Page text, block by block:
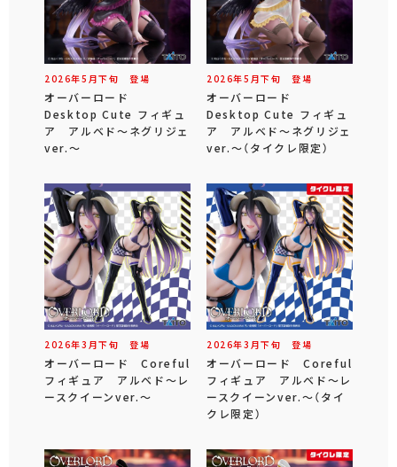
2026年5 月下旬 登場
オーバーロード
Desktop Cute フィギュ
ア アルベド～ネグリジェ
ver.～
2026年5 月下旬 登場
オーバーロード
Desktop Cute フィギュ
ア アルベド～ネグリジェ
ver.～（タイクレ限定）
2026年3 月下旬 登場
オーバーロード Coreful
フィギュア アルベド～レ
ースクイーンver.～
2026年3 月下旬 登場
オーバーロード Coreful
フィギュア アルベド～レ
ースクイーンver.～（タイ
クレ限定）